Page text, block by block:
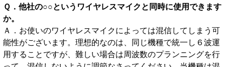
Ｑ．他社の○○というワイヤレスマイクと同時に使用できます
か。
Ａ．お使いのワイヤレスマイクによっては混信してしまう可
能性がございます。理想的なのは、同じ機種で統一し６波運
用することですが、難しい場合は周波数のプランニングを行